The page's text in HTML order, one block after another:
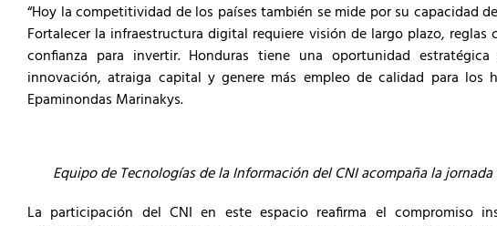
“Hoy la competitividad de los países también se mide por su capacidad
Fortalecer la infraestructura digital requiere visión de largo plazo,
confianza para invertir. Honduras tiene una oportunidad
innovación, atraiga capital y genere más empleo de calidad para los
Epaminondas Marinakys.
Equipo de Tecnologías de la Información del CNI acompaña la
La participación del CNI en este espacio reafirma el compromiso